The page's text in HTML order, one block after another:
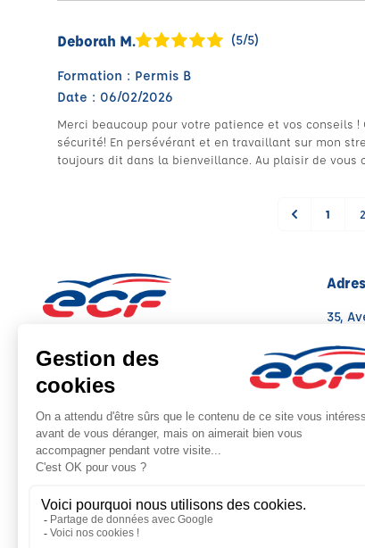
Deborah M. (5/5)
Formation : Permis B
Date : 06/02/2026
Merci beaucoup pour votre patience et vos conseils
sécurité! En persévérant et en travaillant sur mon
toujours dit dans la bienveillance. Au plaisir de vous
1 2
Note : 4.9/5
Moyenne calculée sur 15 avis
35,
Voir
02 35